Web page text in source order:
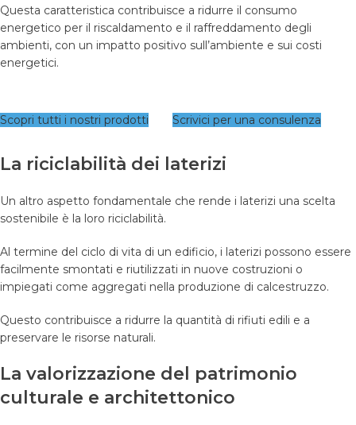
Questa caratteristica contribuisce a ridurre il consumo
energetico per il riscaldamento e il raffreddamento degli
ambienti, con un impatto positivo sull’ambiente e sui costi
energetici.
Scopri tutti i nostri prodotti Scrivici per una consulenza
La riciclabilità dei laterizi
Un altro aspetto fondamentale che rende i laterizi una scelta
sostenibile è la loro riciclabilità.
Al termine del ciclo di vita di un edificio, i laterizi possono essere
facilmente smontati e riutilizzati in nuove costruzioni o
impiegati come aggregati nella produzione di calcestruzzo.
Questo contribuisce a ridurre la quantità di rifiuti edili e a
preservare le risorse naturali.
La valorizzazione del patrimonio
culturale e architettonico